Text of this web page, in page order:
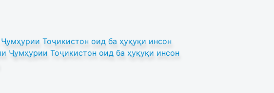
Тоҷикистон оид ба ҳуқуқи инсон
Ҷумҳурии Тоҷикистон оид ба ҳуқуқи инсон